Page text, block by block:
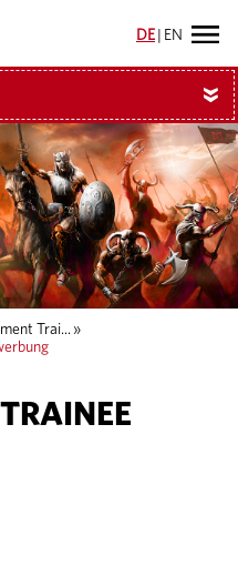
DE EN
»
Trai... »